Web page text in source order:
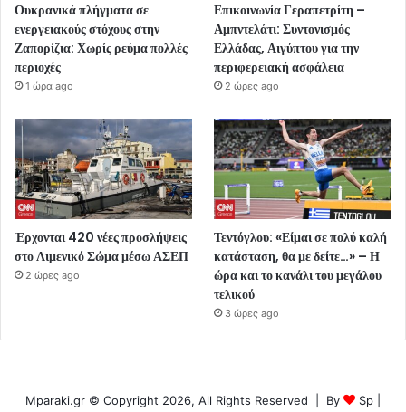
Ουκρανικά πλήγματα σε
ενεργειακούς στόχους στην
Ζαπορίζια: Χωρίς ρεύμα πολλές
περιοχές
1 ώρα ago
Επικοινωνία Γεραπετρίτη –
Αμπντελάτι: Συντονισμός
Ελλάδας, Αιγύπτου για την
περιφερειακή ασφάλεια
2 ώρες ago
Έρχονται 420 νέες προσλήψεις
στο Λιμενικό Σώμα μέσω ΑΣΕΠ
2 ώρες ago
Τεντόγλου: «Είμαι σε πολύ καλή
κατάσταση, θα με δείτε…» – Η
ώρα και το κανάλι του μεγάλου
τελικού
3 ώρες ago
Mparaki.gr © Copyright 2026, All Rights Reserved | By Sp